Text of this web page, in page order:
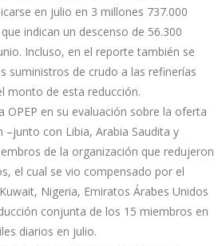
en julio en 3 millones 737.000
indican un descenso de 56.300
Incluso, en el reporte también se
suministros de crudo a las refinerías
monto de esta reducción.
en su evaluación sobre la oferta
–junto con Libia, Arabia Saudita y
de la organización que redujeron
el cual se vio compensado por el
Nigeria, Emiratos Árabes Unidos
conjunta de los 15 miembros en
diarios en julio.